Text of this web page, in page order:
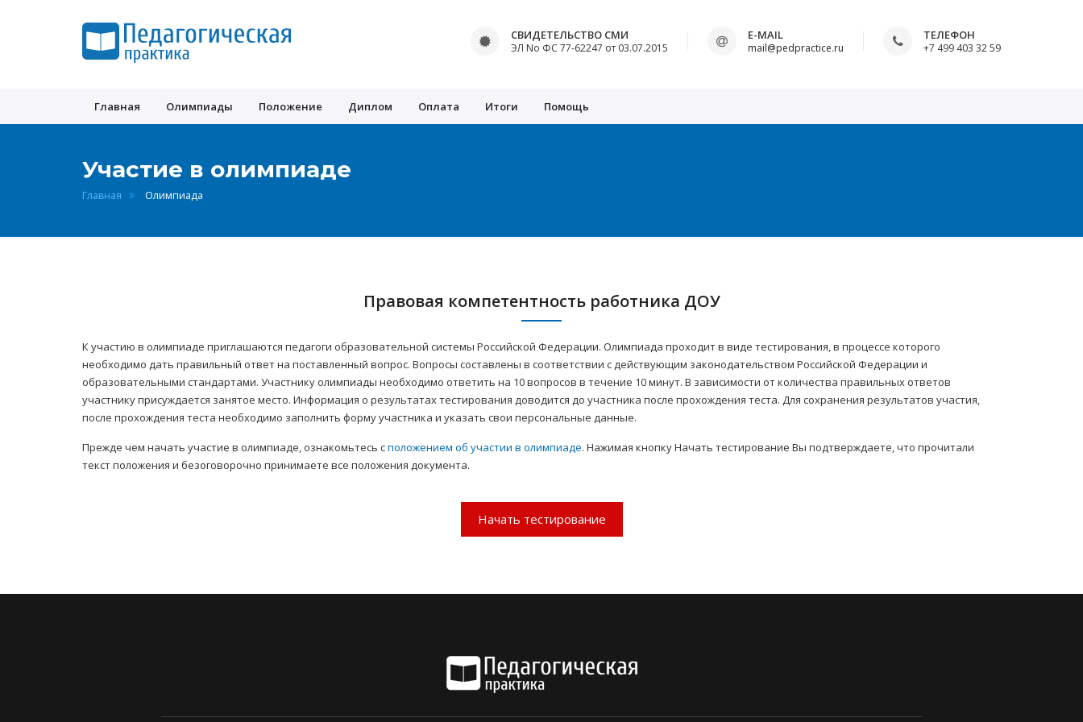
СВИДЕТЕЛЬСТВО СМИ
ЭЛ No ФС 77-62247 от 03.07.2015
E-MAIL
mail@pedpractice.ru
ТЕЛЕФОН
+7 499 403 32 59
Главная Олимпиады Положение Диплом Оплата Итоги Помощь
Участие в олимпиаде
Главная Олимпиада
Правовая компетентность работника ДОУ
К участию в олимпиаде приглашаются педагоги образовательной системы Российской Федерации. Олимпиада проходит в виде тестирования, в процессе которого
необходимо дать правильный ответ на поставленный вопрос. Вопросы составлены в соответствии с действующим законодательством Российской Федерации и
образовательными стандартами. Участнику олимпиады необходимо ответить на 10 вопросов в течение 10 минут. В зависимости от количества правильных ответов
участнику присуждается занятое место. Информация о результатах тестирования доводится до участника после прохождения теста. Для сохранения результатов участия,
после прохождения теста необходимо заполнить форму участника и указать свои персональные данные.
Прежде чем начать участие в олимпиаде, ознакомьтесь сположением об участии в олимпиаде. Нажимая кнопку Начать тестирование Вы подтверждаете, что прочитали
текст положения и безоговорочно принимаете все положения документа.
Начать тестирование